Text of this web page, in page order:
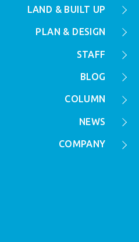
LAND & BUILT UP
PLAN & DESIGN
STAFF
BLOG
COLUMN
NEWS
COMPANY